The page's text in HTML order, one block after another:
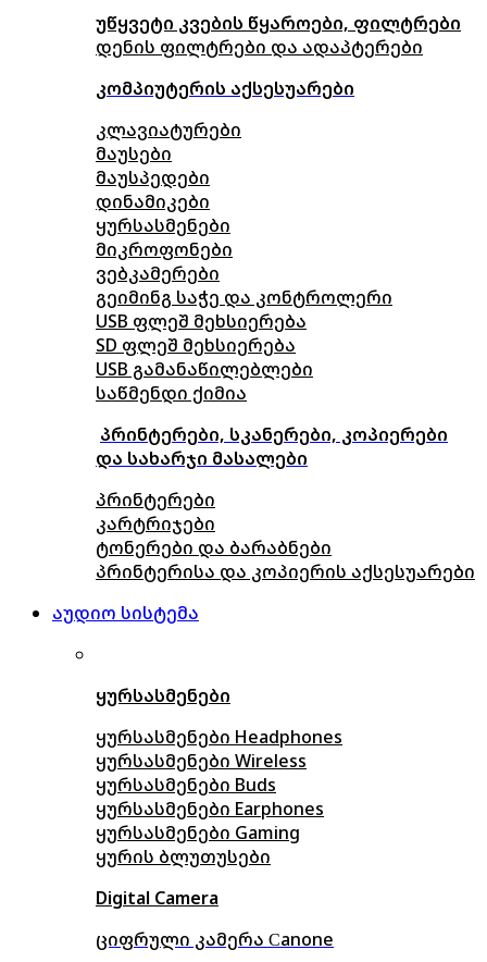
უწყვეტი კვების წყაროები, ფილტრები
დენის ფილტრები და ადაპტერები
კომპიუტერის აქსესუარები
კლავიატურები
მაუსები
მაუსპედები
დინამიკები
ყურსასმენები
მიკროფონები
ვებკამერები
გეიმინგ საჭე და კონტროლერი
USB ფლეშ მეხსიერება
SD ფლეშ მეხსიერება
USB გამანაწილებლები
საწმენდი ქიმია
პრინტერები, სკანერები, კოპიერები
და სახარჯი მასალები
პრინტერები
კარტრიჯები
ტონერები და ბარაბნები
პრინტერისა და კოპიერის აქსესუარები
აუდიო სისტემა
ყურსასმენები
ყურსასმენები Headphones
ყურსასმენები Wireless
ყურსასმენები Buds
ყურსასმენები Earphones
ყურსასმენები Gaming
ყურის ბლუთუსები
Digital Camera
ციფრული კამერა Сanone